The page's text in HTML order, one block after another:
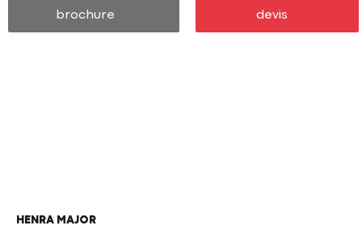
brochure
devis
HENRA MAJOR